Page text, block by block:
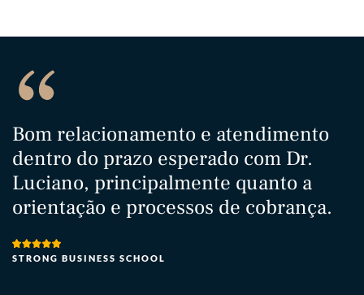
Bom relacionamento e atendimento
dentro do prazo esperado com Dr.
Luciano, principalmente quanto a
orientação e processos de cobrança.
STRONG BUSINESS SCHOOL